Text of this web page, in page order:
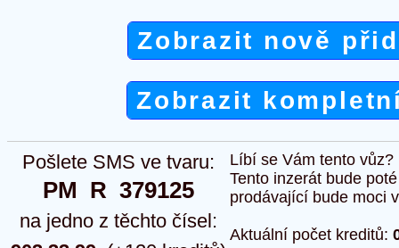
Zobrazit nově
Zobrazit
Pošlete SMS ve tvaru:
PM  R  379125
na jedno z těchto čísel:
Líbí se Vám tento
Tento inzerát bude
prodávající bude moci
Aktuální počet kreditů: